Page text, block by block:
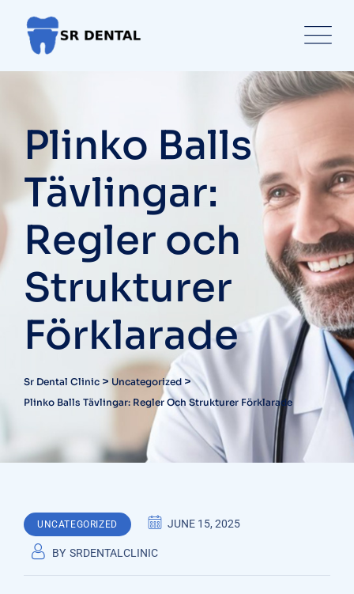
content
Plinko Balls
Tävlingar:
Regler och
Strukturer
Förklarade
Sr Dental Clinic > Uncategorized >
Plinko Balls Tävlingar: Regler Och Strukturer Förklarade
UNCATEGORIZED JUNE 15, 2025
BY SRDENTALCLINIC